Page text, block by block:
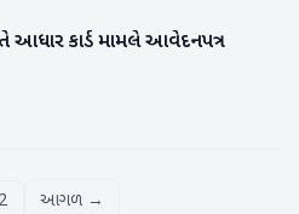
આધાર કાર્ડ મામલે આવેદનપત્ર
2 આગળ →